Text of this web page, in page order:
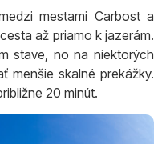
mestami Carbost a
až priamo k jazerám.
stave, no na niektorých
menšie skalné prekážky.
20 minút.